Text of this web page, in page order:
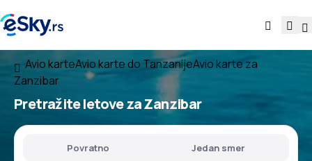
Avio karteAvio karte do TanzanijeAvio karte za
Zanzibar
Pretražite letove za Zanzibar
Povratno Jedan smer